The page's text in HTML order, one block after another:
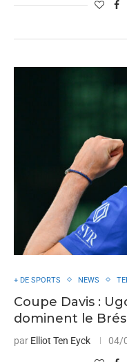
+ DE SPORTS NEWS
Coupe Davis :
dominent le
par Elliot Ten Eyck 04/